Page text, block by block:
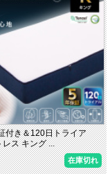
付き＆120日トライア
レス キング ...
在庫切れ